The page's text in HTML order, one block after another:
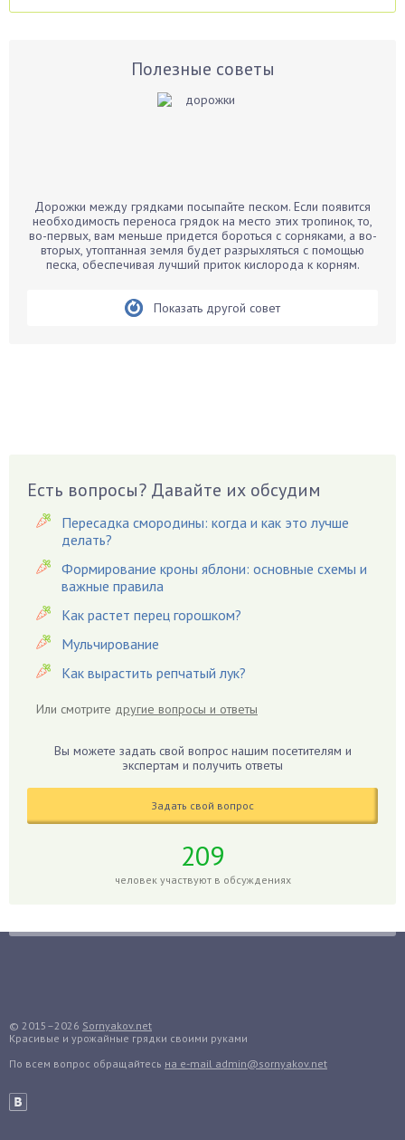
Аспарагус
Бархатцы
Бегония
Белые грибы
Виноград
Вишня
Вредители
Гардения
Гацания
Гвоздики
Георгины
Герань
Гиппеаструм
Годжи
Грядки
Полезные советы
Дорожки между грядками посыпайте песком. Если появится
необходимость переноса грядок на место этих тропинок, то,
во-первых, вам меньше придется бороться с сорняками, а во-
вторых, утоптанная земля будет разрыхляться с помощью
песка, обеспечивая лучший приток кислорода к корням.
Показать другой совет
Есть вопросы? Давайте их обсудим
Пересадка смородины: когда и как это лучше
делать?
Формирование кроны яблони: основные схемы и
важные правила
Как растет перец горошком?
Мульчирование
Как вырастить репчатый лук?
Или смотрите другие вопросы и ответы
Вы можете задать свой вопрос нашим посетителям и
экспертам и получить ответы
Задать свой вопрос
209
человек участвуют в обсуждениях
© 2015–2026 Sornyakov.net
Красивые и урожайные грядки своими руками
По всем вопрос обращайтесь на e-mail admin@sornyakov.net